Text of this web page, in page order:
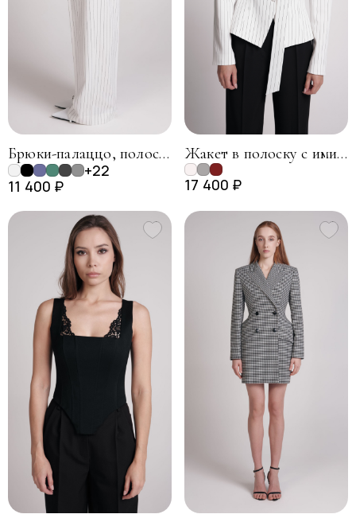
Брюки-палаццо, полоска на белом
+22
11 400 ₽
Жакет в полоску с имитацией галстука, белый
17 400 ₽